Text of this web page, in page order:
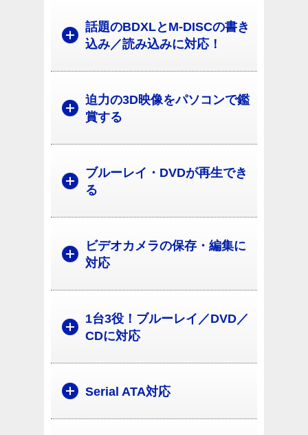
話題のBDXLとM-DISCの書き
込み／読み込みに対応！
迫力の3D映像をパソコンで鑑
賞する
ブルーレイ・DVDが再生でき
る
ビデオカメラの保存・編集に
対応
1台3役！ブルーレイ／DVD／
CDに対応
Serial ATA対応